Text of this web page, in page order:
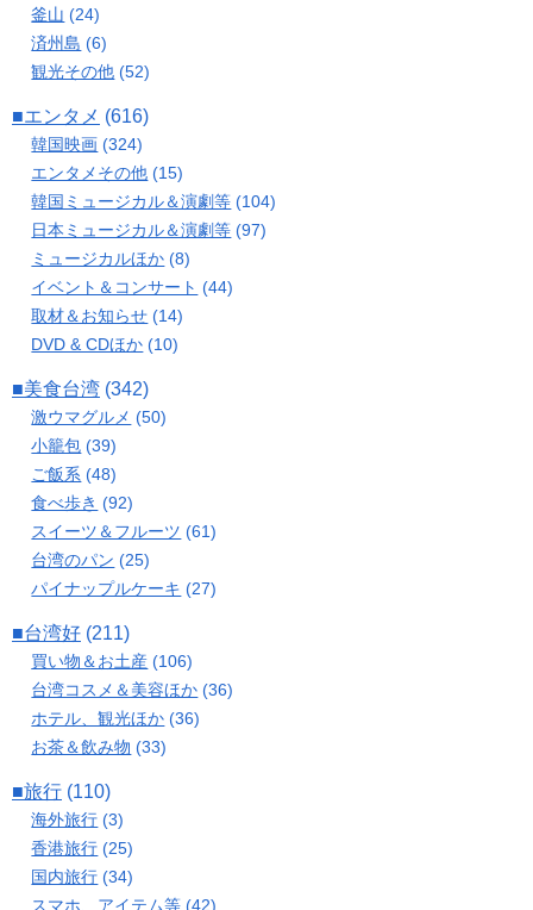
釜山 (24)
済州島 (6)
観光その他 (52)
■エンタメ (616)
韓国映画 (324)
エンタメその他 (15)
韓国ミュージカル＆演劇等 (104)
日本ミュージカル＆演劇等 (97)
ミュージカルほか (8)
イベント＆コンサート (44)
取材＆お知らせ (14)
DVD & CDほか (10)
■美食台湾 (342)
激ウマグルメ (50)
小籠包 (39)
ご飯系 (48)
食べ歩き (92)
スイーツ＆フルーツ (61)
台湾のパン (25)
パイナップルケーキ (27)
■台湾好 (211)
買い物＆お土産 (106)
台湾コスメ＆美容ほか (36)
ホテル、観光ほか (36)
お茶＆飲み物 (33)
■旅行 (110)
海外旅行 (3)
香港旅行 (25)
国内旅行 (34)
スマホ、アイテム等 (42)